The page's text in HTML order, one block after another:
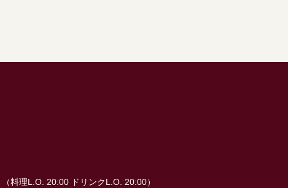
料理L.O. 20:00 ドリンクL.O. 20:00）